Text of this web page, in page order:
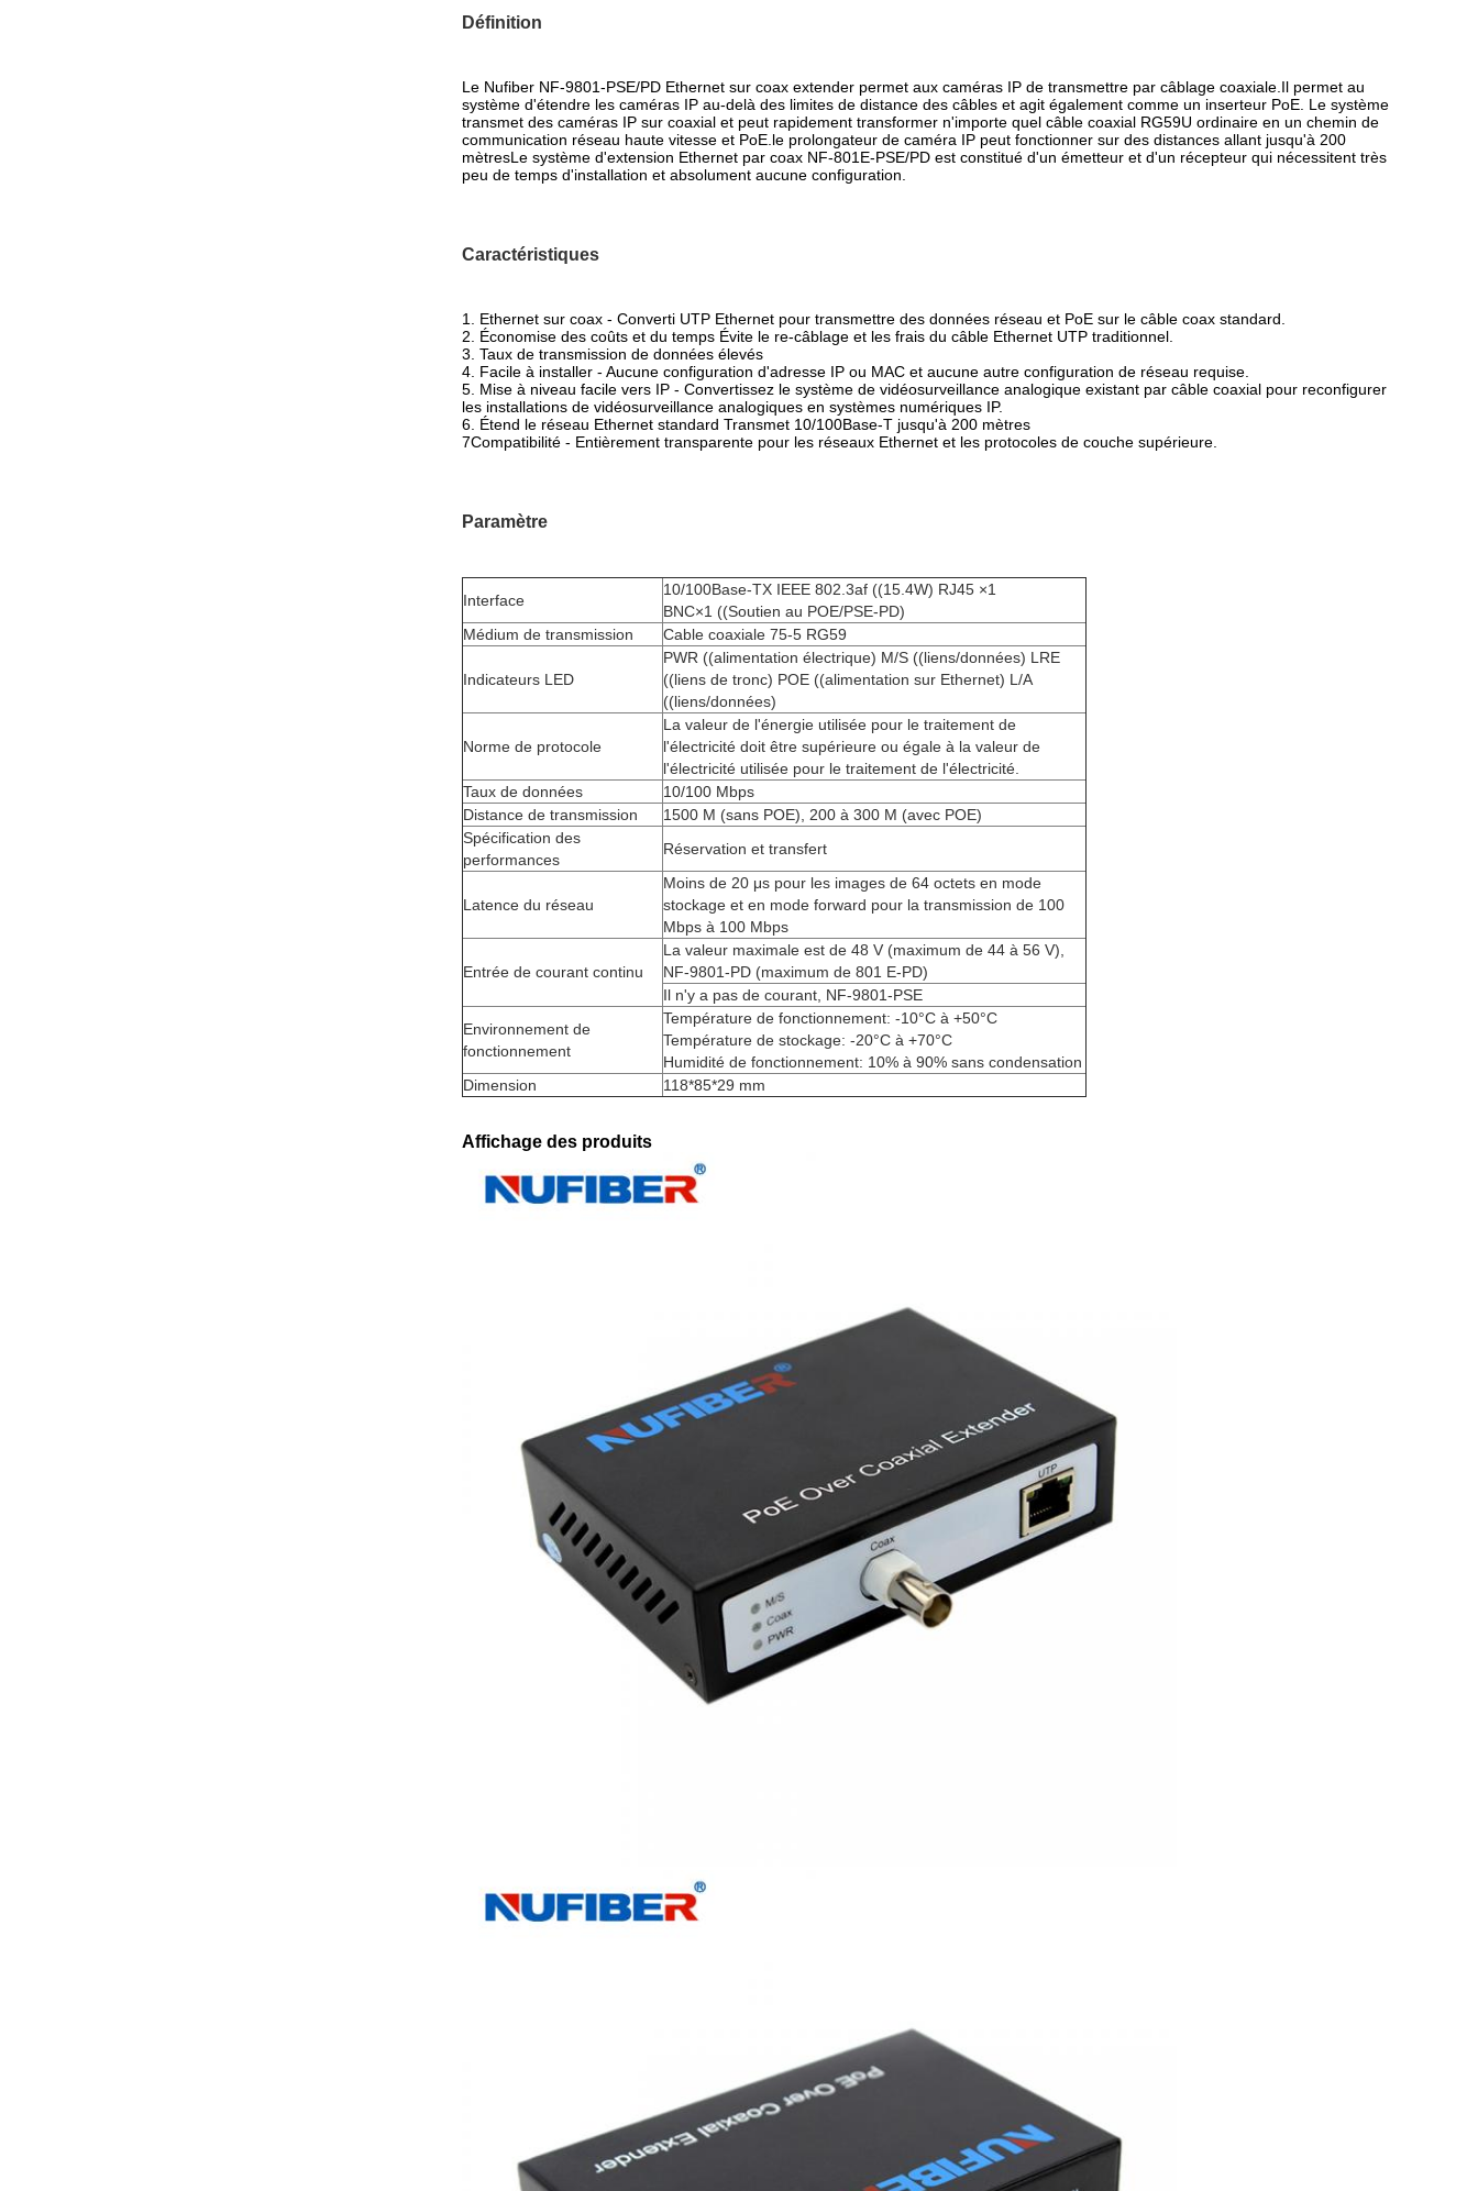
Définition
Le Nufiber NF-9801-PSE/PD Ethernet sur coax extender permet aux caméras IP de transmettre par câblage coaxiale.Il permet au
système d'étendre les caméras IP au-delà des limites de distance des câbles et agit également comme un inserteur PoE. Le système
transmet des caméras IP sur coaxial et peut rapidement transformer n'importe quel câble coaxial RG59U ordinaire en un chemin de
communication réseau haute vitesse et PoE.le prolongateur de caméra IP peut fonctionner sur des distances allant jusqu'à 200
mètresLe système d'extension Ethernet par coax NF-801E-PSE/PD est constitué d'un émetteur et d'un récepteur qui nécessitent très
peu de temps d'installation et absolument aucune configuration.
Caractéristiques
1. Ethernet sur coax - Converti UTP Ethernet pour transmettre des données réseau et PoE sur le câble coax standard.
2. Économise des coûts et du temps Évite le re-câblage et les frais du câble Ethernet UTP traditionnel.
3. Taux de transmission de données élevés
4. Facile à installer - Aucune configuration d'adresse IP ou MAC et aucune autre configuration de réseau requise.
5. Mise à niveau facile vers IP - Convertissez le système de vidéosurveillance analogique existant par câble coaxial pour reconfigurer
les installations de vidéosurveillance analogiques en systèmes numériques IP.
6. Étend le réseau Ethernet standard Transmet 10/100Base-T jusqu'à 200 mètres
7Compatibilité - Entièrement transparente pour les réseaux Ethernet et les protocoles de couche supérieure.
Paramètre
Interface
10/100Base-TX IEEE 802.3af ((15.4W) RJ45 ×1
BNC×1 ((Soutien au POE/PSE-PD)
Médium de transmission
Cable coaxiale 75-5 RG59
Indicateurs LED
PWR ((alimentation électrique) M/S ((liens/données) LRE
((liens de tronc) POE ((alimentation sur Ethernet) L/A
((liens/données)
Norme de protocole
La valeur de l'énergie utilisée pour le traitement de
l'électricité doit être supérieure ou égale à la valeur de
l'électricité utilisée pour le traitement de l'électricité.
Taux de données
10/100 Mbps
Distance de transmission
1500 M (sans POE), 200 à 300 M (avec POE)
Spécification des
performances
Réservation et transfert
Latence du réseau
Moins de 20 μs pour les images de 64 octets en mode
stockage et en mode forward pour la transmission de 100
Mbps à 100 Mbps
Entrée de courant continu
La valeur maximale est de 48 V (maximum de 44 à 56 V),
NF-9801-PD (maximum de 801 E-PD)
Il n'y a pas de courant, NF-9801-PSE
Environnement de
fonctionnement
Température de fonctionnement: -10°C à +50°C
Température de stockage: -20°C à +70°C
Humidité de fonctionnement: 10% à 90% sans condensation
Dimension
118*85*29 mm
Affichage des produits